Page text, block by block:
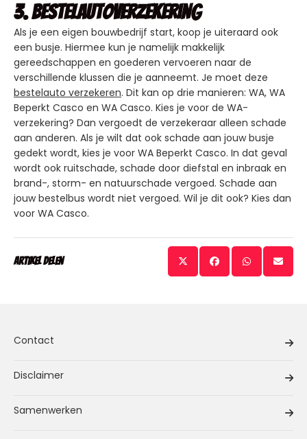
3. Bestelautoverzekering
Als je een eigen bouwbedrijf start, koop je uiteraard ook
een busje. Hiermee kun je namelijk makkelijk
gereedschappen en goederen vervoeren naar de
verschillende klussen die je aanneemt. Je moet deze
bestelauto verzekeren. Dit kan op drie manieren: WA, WA
Beperkt Casco en WA Casco. Kies je voor de WA-
verzekering? Dan vergoedt de verzekeraar alleen schade
aan anderen. Als je wilt dat ook schade aan jouw busje
gedekt wordt, kies je voor WA Beperkt Casco. In dat geval
wordt ook ruitschade, schade door diefstal en inbraak en
brand-, storm- en natuurschade vergoed. Schade aan
jouw bestelbus wordt niet vergoed. Wil je dit ook? Kies dan
voor WA Casco.
Artikel delen
Contact
Disclaimer
Samenwerken